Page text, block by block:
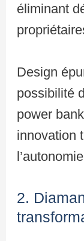
éliminant
Design
possibilité
power
innovation
2.